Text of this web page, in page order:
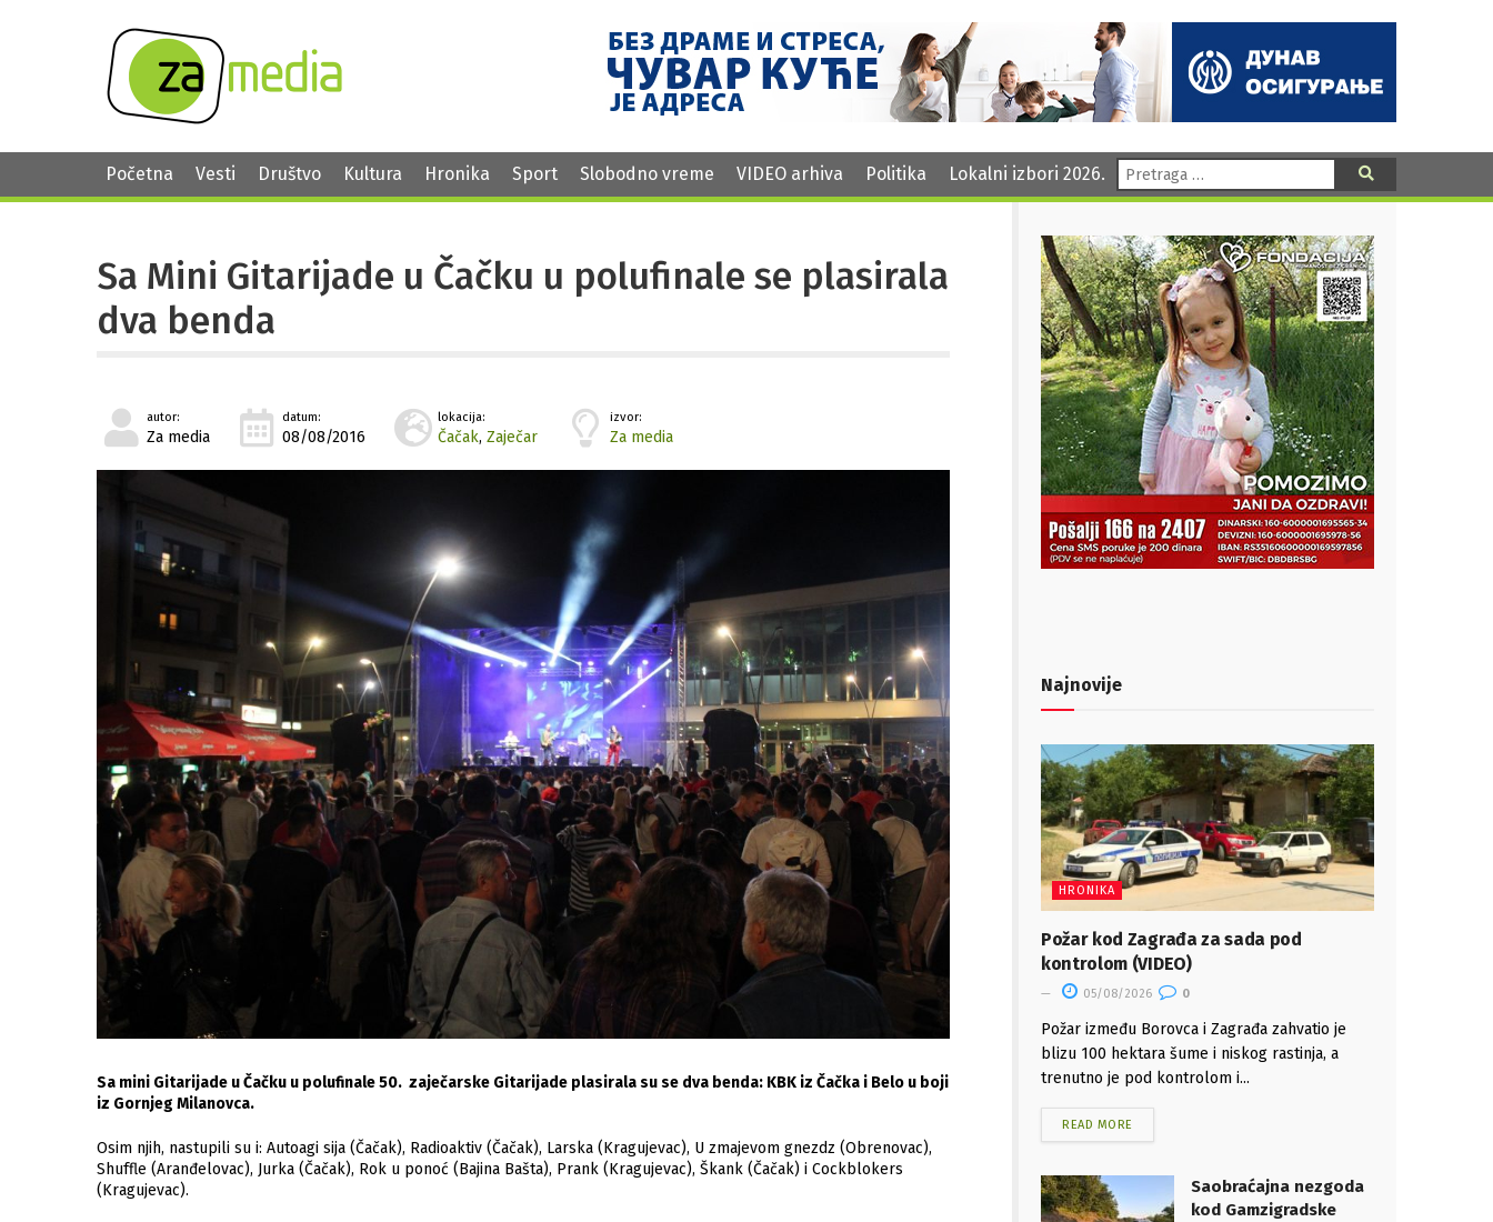
Početna Vesti Društvo Kultura Hronika Sport Slobodno vreme VIDEO arhiva Politika Lokalni izbori 2026. Pretraga:
Sa Mini Gitarijade u Čačku u polufinale se plasirala
dva benda
autor:
Za media
datum:
08/08/2016
lokacija:
Čačak, Zaječar
izvor:
Za media
Sa mini Gitarijade u Čačku u polufinale 50. zaječarske Gitarijade plasirala su se dva benda: KBK iz Čačka i Belo u boji
iz Gornjeg Milanovca.
Osim njih, nastupili su i: Autoagi sija (Čačak), Radioaktiv (Čačak), Larska (Kragujevac), U zmajevom gnezdz (Obrenovac),
Shuffle (Aranđelovac), Jurka (Čačak), Rok u ponoć (Bajina Bašta), Prank (Kragujevac), Škank (Čačak) i Cockblokers
(Kragujevac).
Najnovije
HRONIKA
Požar kod Zagrađa za sada pod
kontrolom (VIDEO)
05/08/2026 0
Požar između Borovca i Zagrađa zahvatio je
blizu 100 hektara šume i niskog rastinja, a
trenutno je pod kontrolom i...
READ MORE
Saobraćajna nezgoda
kod Gamzigradske